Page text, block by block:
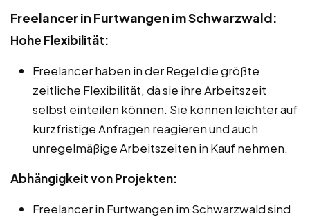
Freelancer in Furtwangen im Schwarzwald:
Hohe Flexibilität:
Freelancer haben in der Regel die größte
zeitliche Flexibilität, da sie ihre Arbeitszeit
selbst einteilen können. Sie können leichter auf
kurzfristige Anfragen reagieren und auch
unregelmäßige Arbeitszeiten in Kauf nehmen.
Abhängigkeit von Projekten:
Freelancer in Furtwangen im Schwarzwald sind